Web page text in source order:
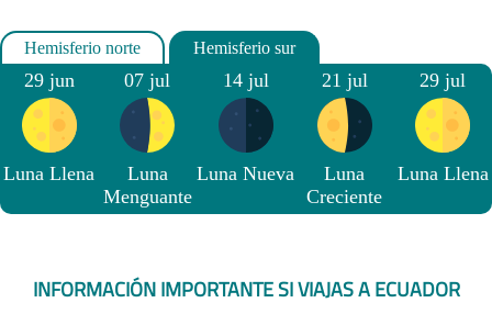
29 jun
Luna Llena
07 jul
Luna
Menguante
14 jul
Luna Nueva
21 jul
Luna
Creciente
29 jul
Luna Llena
INFORMACIÓN IMPORTANTE SI VIAJAS A ECUADOR